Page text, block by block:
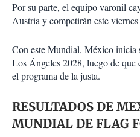
Por su parte, el equipo varonil
Austria y competirán este
Con este Mundial, México
Los Ángeles 2028, luego de que
el programa de la justa.
RESULTADOS DE
MUNDIAL DE FLAG